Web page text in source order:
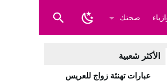
صحتك
الأكثر شعبية
عبارات تهنئة زواج للعريس